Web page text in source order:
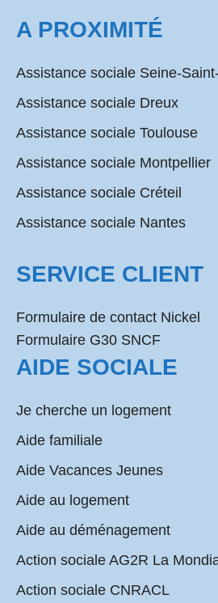
A PROXIMITÉ
Assistance sociale Seine-
Assistance sociale Dreux
Assistance sociale Toulouse
Assistance sociale Montpellier
Assistance sociale Créteil
Assistance sociale Nantes
SERVICE CLIENT
Formulaire de contact Nickel
Formulaire G30 SNCF
AIDE SOCIALE
Je cherche un logement
Aide familiale
Aide Vacances Jeunes
Aide au logement
Aide au déménagement
Action sociale AG2R La
Action sociale CNRACL